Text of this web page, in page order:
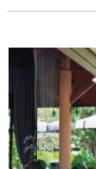
ผนังบ้าน ด้วย…ซิ
ร้าว ป้องกันรอย
จำหน่ายที่
-ซิลิโคน SISTA
https://bit.ly/
400ML YE
WH https://bit.ly/